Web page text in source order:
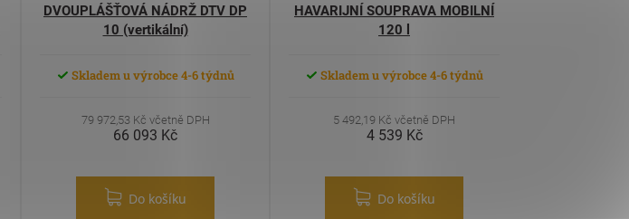
DVOUPLÁŠŤOVÁ NÁDRŽ DTV DP
10 (vertikální)
Skladem u výrobce 4-6 týdnů
79 972,53 Kč včetně DPH
66 093 Kč
Do košíku
HAVARIJNÍ SOUPRAVA MOBILNÍ
120 l
Skladem u výrobce 4-6 týdnů
5 492,19 Kč včetně DPH
4 539 Kč
Do košíku